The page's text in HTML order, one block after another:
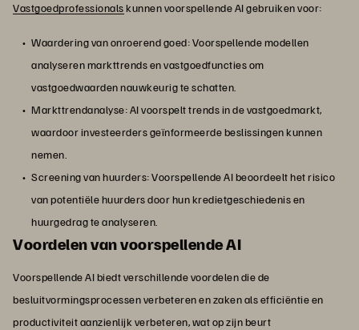
Vastgoedprofessionalskunnen voorspellende AI gebruiken voor:
Waardering van onroerend goed: Voorspellende modellen
analyseren markttrends en vastgoedfuncties om
vastgoedwaarden nauwkeurig te schatten.
Markttrendanalyse: AI voorspelt trends in de vastgoedmarkt,
waardoor investeerders geïnformeerde beslissingen kunnen
nemen.
Screening van huurders: Voorspellende AI beoordeelt het risico
van potentiële huurders door hun kredietgeschiedenis en
huurgedrag te analyseren.
Voordelen van voorspellende AI
Voorspellende AI biedt verschillende voordelen die de
besluitvormingsprocessen verbeteren en zaken als efficiëntie en
productiviteit aanzienlijk verbeteren, wat op zijn beurt